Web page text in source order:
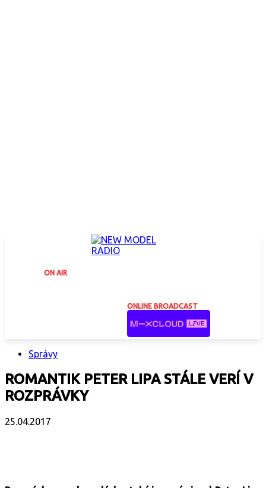
ON AIR
ONLINE BROADCAST
Správy
ROMANTIK PETER LIPA STÁLE VERÍ V
ROZPRÁVKY
25.04.2017